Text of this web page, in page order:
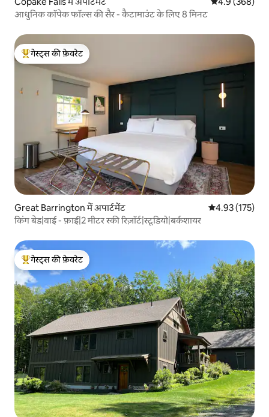
आधुनिक कॉपेक फॉल्स की सैर - कैटामाउंट के लिए 8 मिनट
गेस्ट्स का टॉप फ़ेवरेट
गेस्ट्स की फ़ेवरेट
Great Barrington में अपार्टमेंट औसत रेटिंग 5 में से
4.93 (175)
किंग बेड|वाई - फ़ाई|2 मीटर स्की रिज़ॉर्ट|स्टूडियो|बर्कशायर
गेस्ट्स का टॉप फ़ेवरेट
गेस्ट्स की फ़ेवरेट